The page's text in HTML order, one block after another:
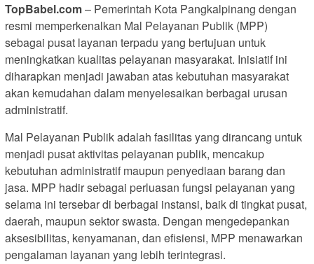
TopBabel.com– Pemerintah Kota Pangkalpinang dengan
resmi memperkenalkan Mal Pelayanan Publik (MPP)
sebagai pusat layanan terpadu yang bertujuan untuk
meningkatkan kualitas pelayanan masyarakat. Inisiatif ini
diharapkan menjadi jawaban atas kebutuhan masyarakat
akan kemudahan dalam menyelesaikan berbagai urusan
administratif.
Mal Pelayanan Publik adalah fasilitas yang dirancang untuk
menjadi pusat aktivitas pelayanan publik, mencakup
kebutuhan administratif maupun penyediaan barang dan
jasa. MPP hadir sebagai perluasan fungsi pelayanan yang
selama ini tersebar di berbagai instansi, baik di tingkat pusat,
daerah, maupun sektor swasta. Dengan mengedepankan
aksesibilitas, kenyamanan, dan efisiensi, MPP menawarkan
pengalaman layanan yang lebih terintegrasi.